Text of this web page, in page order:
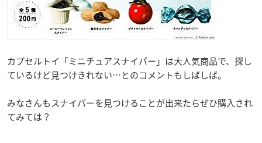
カプセルトイ「ミニチュアスナイパー」は大人気商品で、探し
ているけど見つけきれない…とのコメントもしばしば。
みなさんもスナイパーを見つけることが出来たらぜひ購入され
てみては？